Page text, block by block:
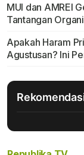
MUI dan AMREI
Tantangan
Apakah Haram
Agustusan? Ini